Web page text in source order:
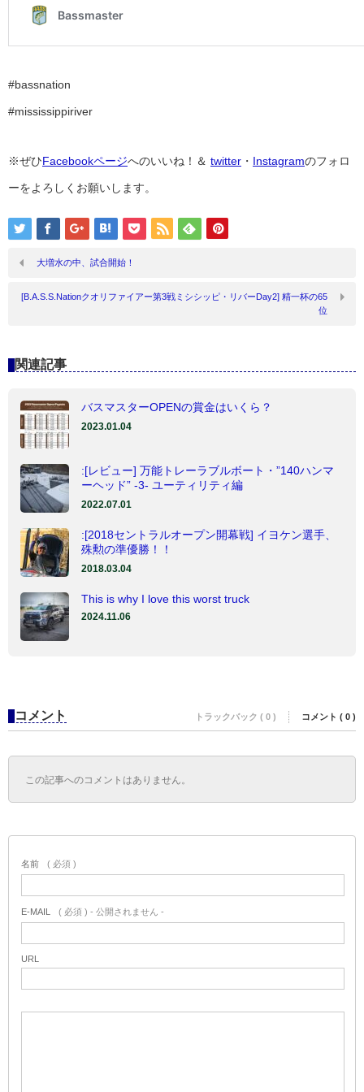
#bassnation
#mississippiriver
※ぜひFacebookページへのいいね！＆ twitter ・ Instagramのフォロ
ーをよろしくお願いします。
大増水の中、試合開始！
[B.A.S.S.Nationクオリファイアー第3戦ミシシッピ・リバーDay2] 精一杯の65
位
関連記事
バスマスターOPENの賞金はいくら？
2023.01.04
:[レビュー] 万能トレーラブルボート・”140ハンマ
ーヘッド” -3- ユーティリティ編
2022.07.01
:[2018セントラルオープン開幕戦] イヨケン選手、
殊勲の準優勝！！
2018.03.04
This is why I love this worst truck
2024.11.06
コメント トラックバック ( 0 ) コメント ( 0 )
この記事へのコメントはありません。
名前 ( 必須 )
E-MAIL ( 必須 ) - 公開されません -
URL